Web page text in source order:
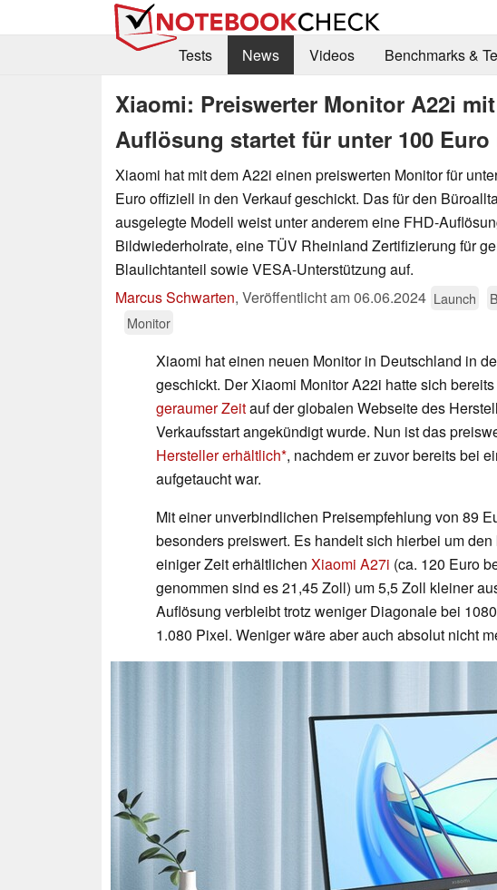
Tests
News Videos Benchmarks &
Xiaomi: Preiswerter Monitor A22i
Auflösung startet für unter 100
Xiaomi hat mit dem A22i einen preiswerten Monitor für
Euro offiziell in den Verkauf geschickt. Das für den
ausgelegte Modell weist unter anderem eine FHD-
Bildwiederholrate, eine TÜV Rheinland Zertifizierung für
Blaulichtanteil sowie VESA-Unterstützung auf.
Marcus Schwarten, Veröffentlicht am06.06.2024 Launch
Monitor
Xiaomi hat einen neuen Monitor in Deutschland in
geschickt. Der Xiaomi Monitor A22i hatte sich bereits
geraumer Zeitauf der globalen Webseite des
Verkaufsstart angekündigt wurde. Nun ist das
Hersteller erhältlich , nachdem er zuvor bereits bei
aufgetaucht war.
Mit einer unverbindlichen Preisempfehlung von 89
besonders preiswert. Es handelt sich hierbei um
einiger Zeit erhältlichen Xiaomi A27i (ca. 120 Euro
genommen sind es 21,45 Zoll) um 5,5 Zoll kleiner
Auflösung verbleibt trotz weniger Diagonale bei
1.080 Pixel. Weniger wäre aber auch absolut nicht